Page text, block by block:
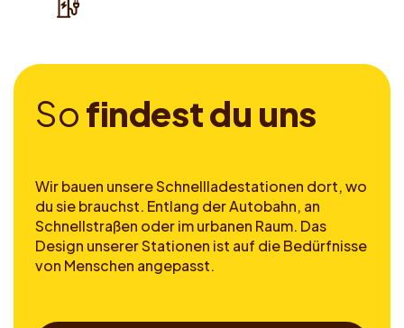
Sofindestdu uns
Wir bauen unsere Schnellladestationen dort, wo
du sie brauchst. Entlang der Autobahn, an
Schnellstraßen oder im urbanen Raum. Das
Design unserer Stationen ist auf die Bedürfnisse
von Menschen angepasst.